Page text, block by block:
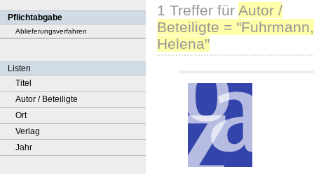
Pflichtabgabe
Ablieferungsverfahren
Listen
Titel
Autor / Beteiligte
Ort
Verlag
Jahr
1 Treffer für Autor /
Beteiligte = "Fuhrmann,
Helena"